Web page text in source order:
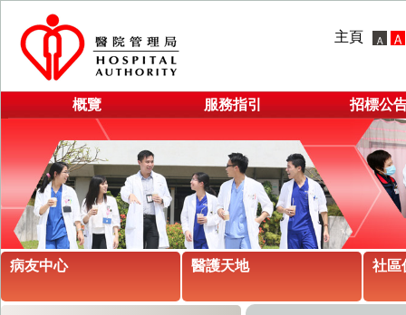
主頁
概覽 服務指引 招標公
病友中心 醫護天地 社區